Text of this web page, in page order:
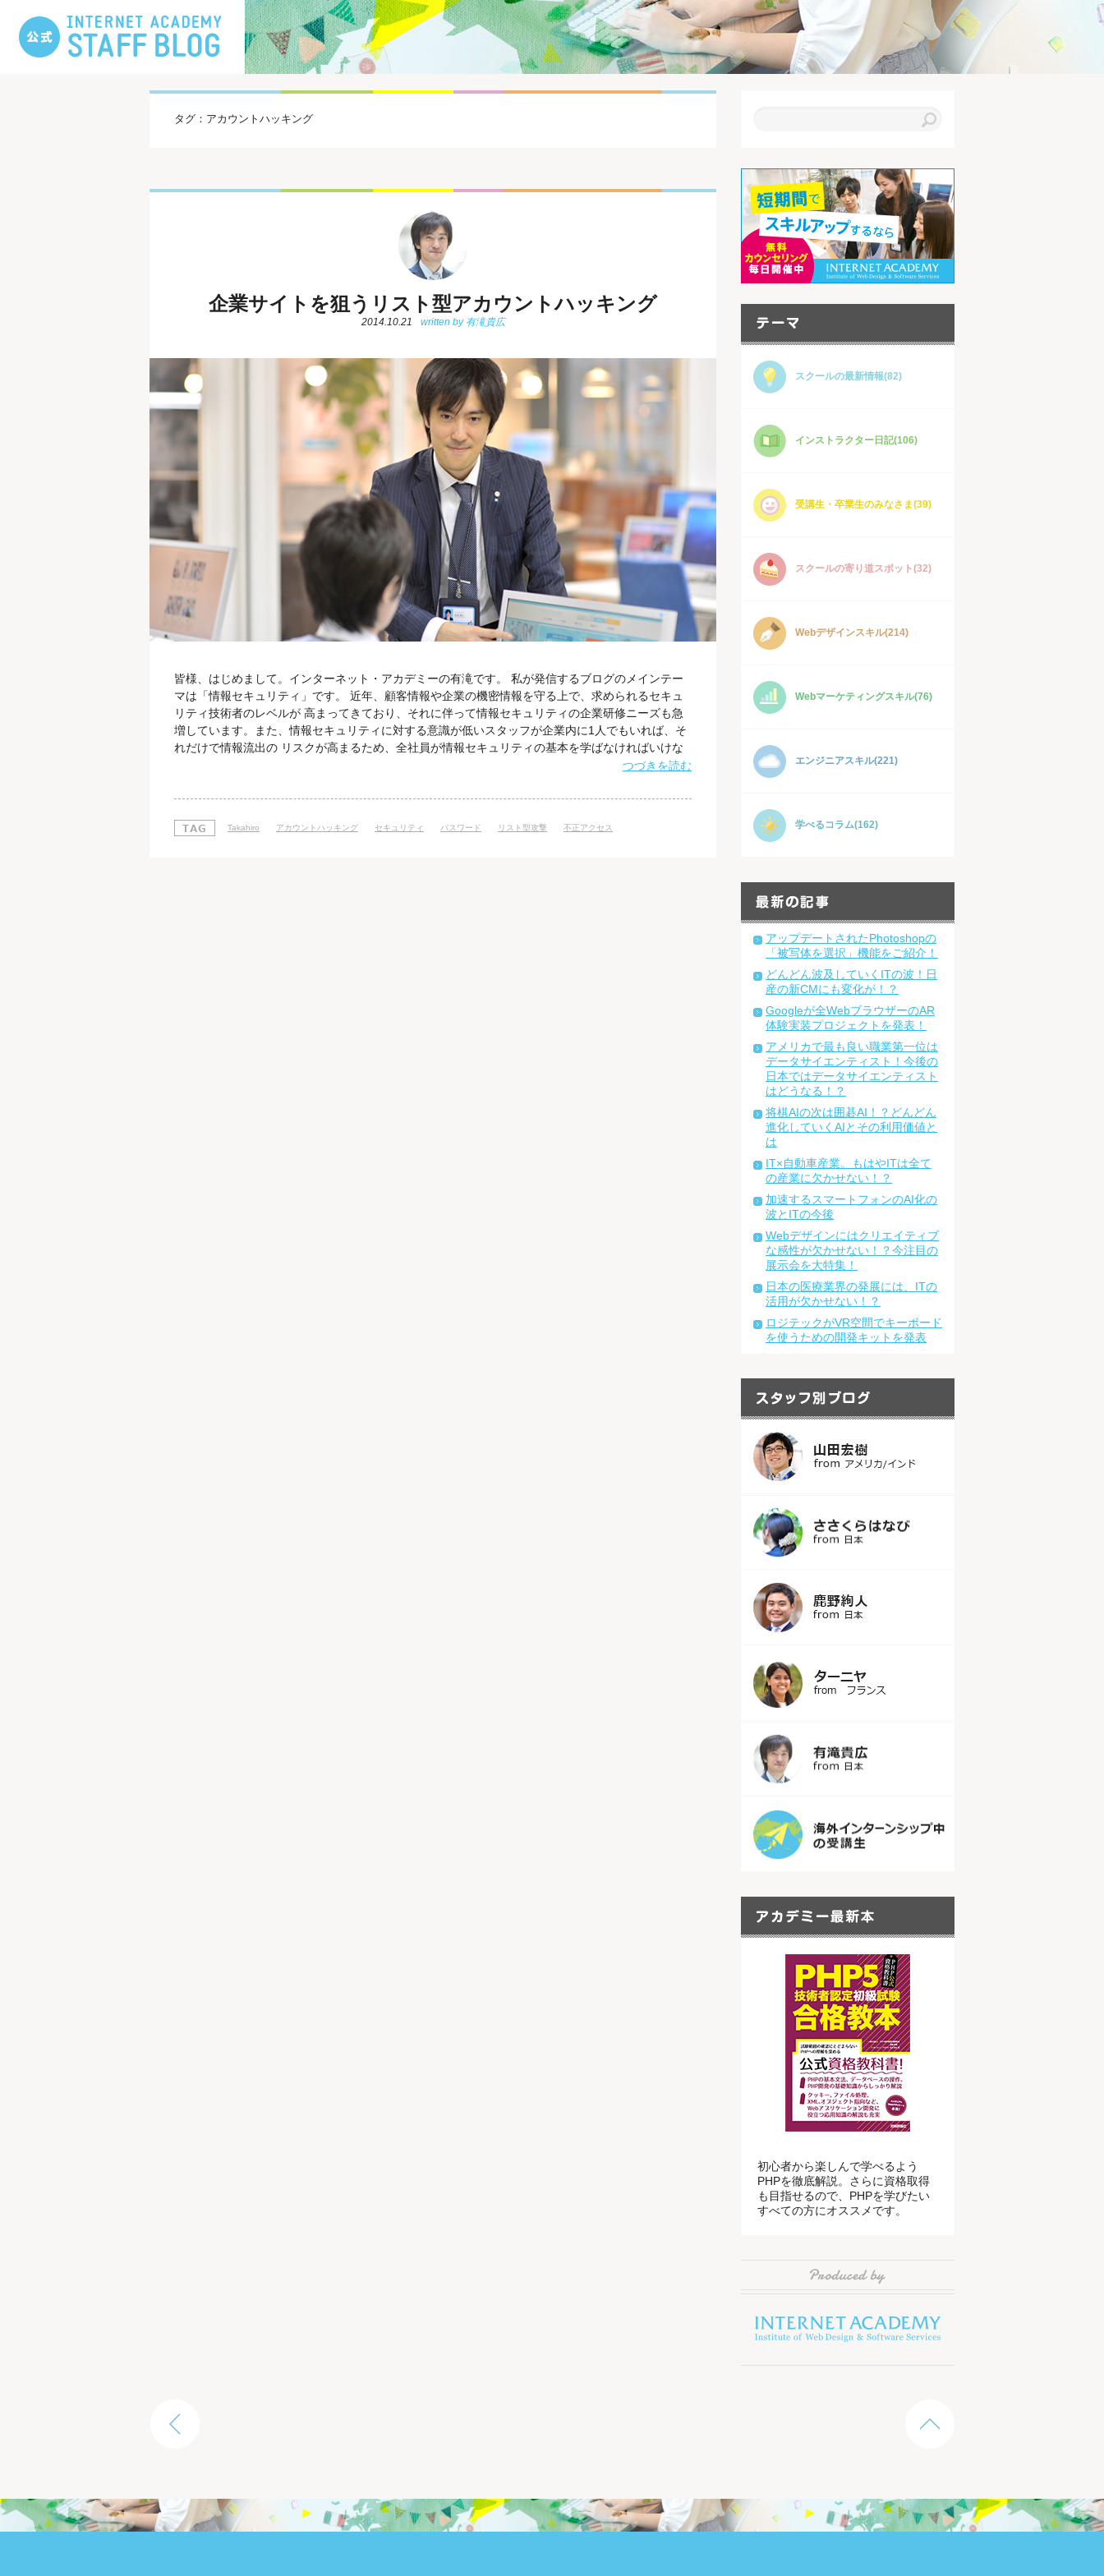
タグ：アカウントハッキング
企業サイトを狙うリスト型アカウントハッキング
2014.10.21
皆様、はじめまして。インターネット・アカデミーの有滝です。 私が発信するブログのメインテー
マは「情報セキュリティ」です。 近年、顧客情報や企業の機密情報を守る上で、求められるセキュ
リティ技術者のレベルが 高まってきており、それに伴って情報セキュリティの企業研修ニーズも急
増しています。また、情報セキュリティに対する意識が低いスタッフが企業内に1人でもいれば、そ
れだけで情報流出の リスクが高まるため、全社員が情報セキュリティの基本を学ばなければいけな
い時代になりました。 しかしながら、情報セキュリティを体系的にわかりやすく解説している情報
ー攻撃手法やその対策などのノウハウを 皆様に伝えていきたいと考えてい
つづきを読む
Takahiro アカウントハッキング セキュリティ パスワード リスト型攻撃 不正アクセス
スクールの最新情報(82)
インストラクター日記(106)
受講生・卒業生のみなさま(39)
スクールの寄り道スポット(32)
Webデザインスキル(214)
Webマーケティングスキル(76)
エンジニアスキル(221)
学べるコラム(162)
アップデートされたPhotoshopの
「被写体を選択」機能をご紹介！
どんどん波及していくITの波！日
産の新CMにも変化が！？
Googleが全WebブラウザーのAR
体験実装プロジェクトを発表！
アメリカで最も良い職業第一位は
データサイエンティスト！今後の
日本ではデータサイエンティスト
はどうなる！？
将棋AIの次は囲碁AI！？どんどん
進化していくAIとその利用価値と
は
IT×自動車産業。もはやITは全て
の産業に欠かせない！？
加速するスマートフォンのAI化の
波とITの今後
Webデザインにはクリエイティブ
な感性が欠かせない！？今注目の
展示会を大特集！
日本の医療業界の発展には、ITの
活用が欠かせない！？
ロジテックがVR空間でキーボード
を使うための開発キットを発表
初心者から楽しんで学べるよう
PHPを徹底解説。さらに資格取得
も目指せるので、PHPを学びたい
すべての方にオススメです。